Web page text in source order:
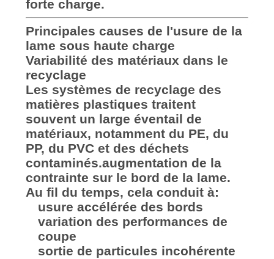
forte charge.
Principales causes de l'usure de la
lame sous haute charge
Variabilité des matériaux dans le
recyclage
Les systèmes de recyclage des
matières plastiques traitent
souvent un large éventail de
matériaux, notamment du PE, du
PP, du PVC et des déchets
contaminés.augmentation de la
contrainte sur le bord de la lame.
Au fil du temps, cela conduit à:
usure accélérée des bords
variation des performances de
coupe
sortie de particules incohérente